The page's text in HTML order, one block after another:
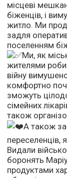
місцеві
біженців, і
житло. Ми
задля
поселенням
Ми, як
жителями
війну
комфортно
зможуть
сімейних
також
А також
переселенців,
Видали
боронять
продуктами